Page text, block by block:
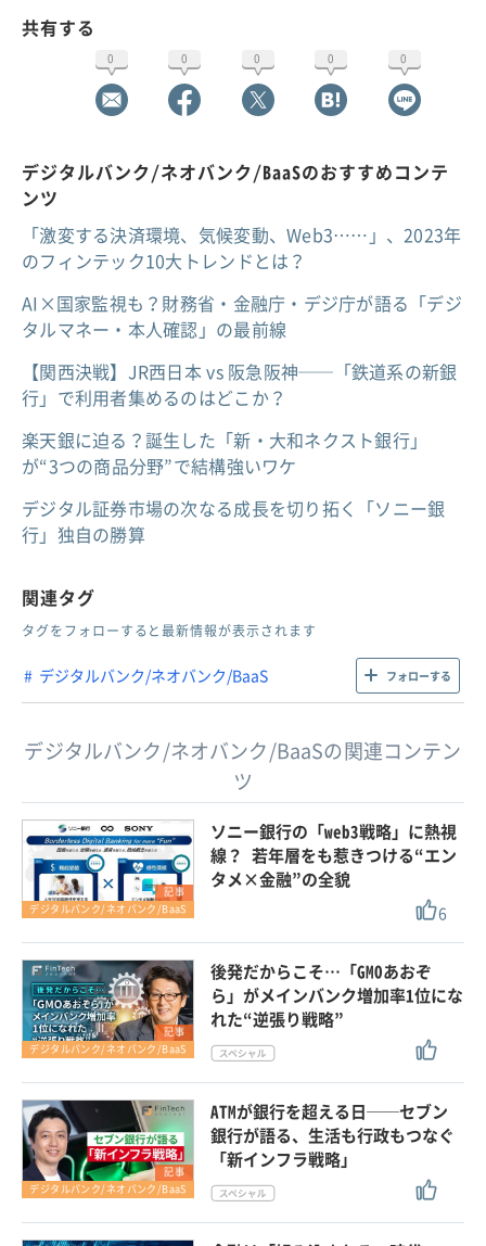
共有する
0 0 0 0 0
デジタルバンク/ネオバンク/BaaSのおすすめコンテ
ンツ
「激変する決済環境、気候変動、Web3……」、2023年
のフィンテック10大トレンドとは？
AI×国家監視も？財務省・金融庁・デジ庁が語る「デジ
タルマネー・本人確認」の最前線
【関西決戦】JR西日本 vs 阪急阪神──「鉄道系の新銀
行」で利用者集めるのはどこか？
楽天銀に迫る？誕生した「新・大和ネクスト銀行」
が“3つの商品分野”で結構強いワケ
デジタル証券市場の次なる成長を切り拓く「ソニー銀
行」独自の勝算
関連タグ
タグをフォローすると最新情報が表示されます
デジタルバンク/ネオバンク/BaaS フォローする
デジタルバンク/ネオバンク/BaaSの関連コンテン
ツ
記事
デジタルバンク/ネオバンク/BaaS
ソニー銀行の「web3戦略」に熱視
線？ 若年層をも惹きつける“エン
タメ×金融”の全貌
6
記事
デジタルバンク/ネオバンク/BaaS
後発だからこそ…「GMOあおぞ
ら」がメインバンク増加率1位にな
れた“逆張り戦略”
記事
デジタルバンク/ネオバンク/BaaS
ATMが銀行を超える日──セブン
銀行が語る、生活も行政もつなぐ
「新インフラ戦略」